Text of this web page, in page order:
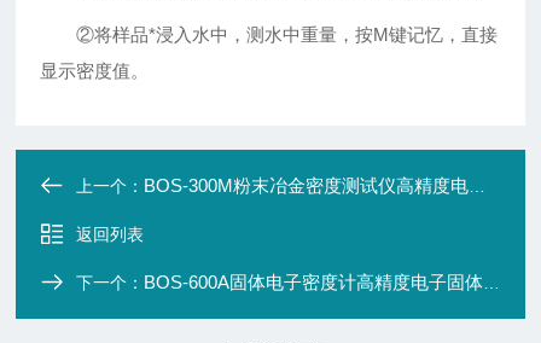
②将样品*浸入水中，测水中重量，按M键记忆，直接
显示密度值。
上一个： BOS-300M粉末冶金密度测试仪高精度电子固体密度计
返回列表
下一个： BOS-600A固体电子密度计高精度电子固体比重计